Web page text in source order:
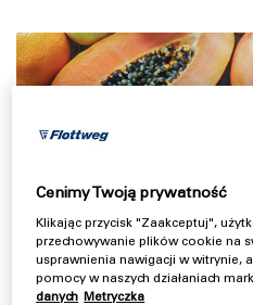
Cenimy Twoją prywatność
Klikając przycisk "Zaakceptuj",
przechowywanie plików cookie na
usprawnienia nawigacji w witrynie,
pomocy w naszych działaniach
danych Metryczka